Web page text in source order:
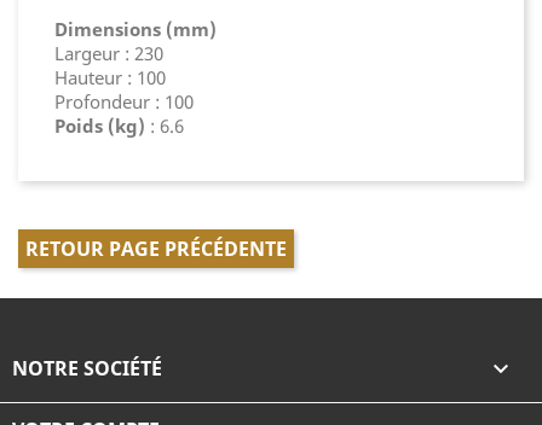
Dimensions (mm)
Largeur : 230
Hauteur : 100
Profondeur : 100
Poids (kg) : 6.6
RETOUR PAGE PRÉCÉDENTE
NOTRE SOCIÉTÉ 